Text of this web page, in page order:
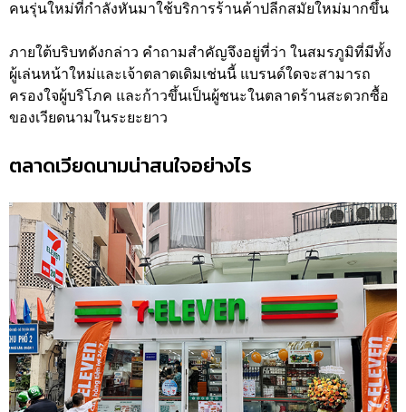
คนรุ่นใหม่ที่กำลังหันมาใช้บริการร้านค้าปลีกสมัยใหม่มากขึ้น
ภายใต้บริบทดังกล่าว คำถามสำคัญจึงอยู่ที่ว่า ในสมรภูมิที่มีทั้ง
ผู้เล่นหน้าใหม่และเจ้าตลาดเดิมเช่นนี้ แบรนด์ใดจะสามารถ
ครองใจผู้บริโภค และก้าวขึ้นเป็นผู้ชนะในตลาดร้านสะดวกซื้อ
ของเวียดนามในระยะยาว
ตลาดเวียดนามน่าสนใจอย่างไร